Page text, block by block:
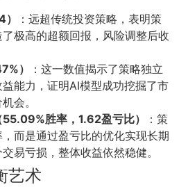
：远超传统投资策略，表明策
极高的超额回报，风险调整后收
）
：这一数值揭示了策略独立
能力，证明AI模型成功挖掘了市
会。
胜率，1.62盈亏比）
：策
而是通过盈亏比的优化实现长期
易亏损，整体收益依然稳健。
艺术